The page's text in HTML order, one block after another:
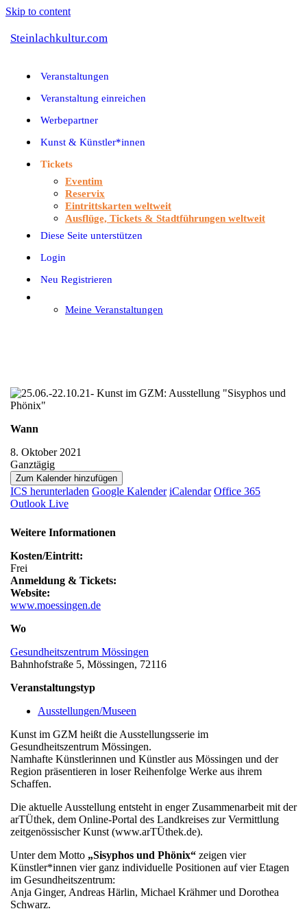
Skip to content
Steinlachkultur.com
Veranstaltungen
Veranstaltung einreichen
Werbepartner
Kunst & Künstler*innen
Tickets
Eventim
Reservix
Eintrittskarten weltweit
Ausflüge, Tickets & Stadtführungen weltweit
Diese Seite unterstützen
Login
Neu Registrieren
Meine Veranstaltungen
Wann
8. Oktober 2021
Ganztägig
Zum Kalender hinzufügen
ICS herunterladen Google Kalender iCalendar Office 365
Outlook Live
Weitere Informationen
Kosten/Eintritt:
Frei
Anmeldung & Tickets:
Website:
www.moessingen.de
Wo
Gesundheitszentrum Mössingen
Bahnhofstraße 5, Mössingen, 72116
Veranstaltungstyp
Ausstellungen/Museen
Kunst im GZM heißt die Ausstellungsserie im
Gesundheitszentrum Mössingen.
Namhafte Künstlerinnen und Künstler aus Mössingen und der
Region präsentieren in loser Reihenfolge Werke aus ihrem
Schaffen.
Die aktuelle Ausstellung entsteht in enger Zusammenarbeit mit der
arTÜthek, dem Online-Portal des Landkreises zur Vermittlung
zeitgenössischer Kunst (www.arTÜthek.de).
Unter dem Motto „Sisyphos und Phönix“ zeigen vier
Künstler*innen vier ganz individuelle Positionen auf vier Etagen
im Gesundheitszentrum:
Anja Ginger, Andreas Härlin, Michael Krähmer und Dorothea
Schwarz.